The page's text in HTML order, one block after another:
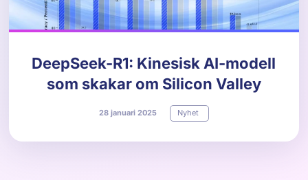
DeepSeek-R1: Kinesisk AI-modell
som skakar om Silicon Valley
28 januari 2025 Nyhet